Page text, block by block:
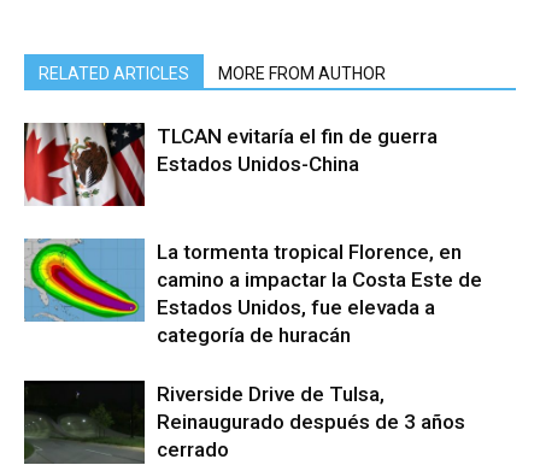
RELATED ARTICLES MORE FROM AUTHOR
TLCAN evitaría el fin de guerra
Estados Unidos-China
La tormenta tropical Florence, en
camino a impactar la Costa Este de
Estados Unidos, fue elevada a
categoría de huracán
Riverside Drive de Tulsa,
Reinaugurado después de 3 años
cerrado